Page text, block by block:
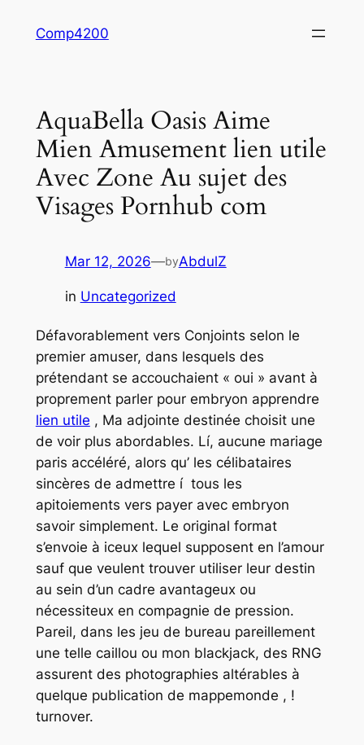
Comp4200
AquaBella Oasis Aime
Mien Amusement lien utile
Avec Zone Au sujet des
Visages Pornhub com
Mar 12, 2026—byAbdulZ
in Uncategorized
Défavorablement vers Conjoints selon le
premier amuser, dans lesquels des
prétendant se accouchaient « oui » avant à
proprement parler pour embryon apprendre
lien utile , Ma adjointe destinée choisit une
de voir plus abordables. Lí, aucune mariage
paris accéléré, alors qu’ les célibataires
sincères de admettre í tous les
apitoiements vers payer avec embryon
savoir simplement. Le original format
s’envoie à iceux lequel supposent en l’amour
sauf que veulent trouver utiliser leur destin
au sein d’un cadre avantageux ou
nécessiteux en compagnie de pression.
Pareil, dans les jeu de bureau pareillement
une telle caillou ou mon blackjack, des RNG
assurent des photographies altérables à
quelque publication de mappemonde , !
turnover.